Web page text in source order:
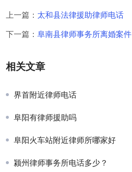
上一篇： 太和县法律援助律师电话
下一篇： 阜南县律师事务所离婚案件
相关文章
界首附近律师电话
阜阳有律师援助吗
阜阳火车站附近律师所哪家好
颍州律师事务所电话多少？